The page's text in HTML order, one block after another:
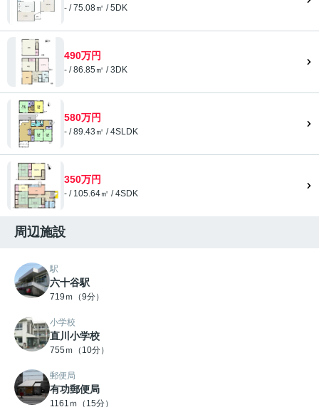
- / 75.08㎡ / 5DK
490万円
- / 86.85㎡ / 3DK
580万円
- / 89.43㎡ / 4SLDK
350万円
- / 105.64㎡ / 4SDK
周辺施設
駅
六十谷駅
719ｍ（9分）
小学校
直川小学校
755ｍ（10分）
郵便局
有功郵便局
1161ｍ（15分）